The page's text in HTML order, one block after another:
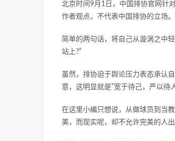
北京时间9月1日，中国排协官网针
作者观点，不代表中国排协的立场。
简单的两句话，将自己从漩涡之中
站上?”
虽然，排协迫于舆论压力表态承认
意，这明显就是”宽于待己，严以待
在这里小编只想说，从做球员到当
美，而现实呢，却不允许完美的人